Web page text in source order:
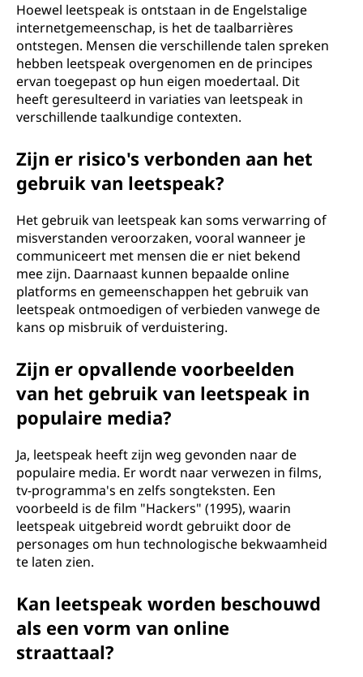
Hoewel leetspeak is ontstaan in de Engelstalige
internetgemeenschap, is het de taalbarrières
ontstegen. Mensen die verschillende talen spreken
hebben leetspeak overgenomen en de principes
ervan toegepast op hun eigen moedertaal. Dit
heeft geresulteerd in variaties van leetspeak in
verschillende taalkundige contexten.
Zijn er risico's verbonden aan het
gebruik van leetspeak?
Het gebruik van leetspeak kan soms verwarring of
misverstanden veroorzaken, vooral wanneer je
communiceert met mensen die er niet bekend
mee zijn. Daarnaast kunnen bepaalde online
platforms en gemeenschappen het gebruik van
leetspeak ontmoedigen of verbieden vanwege de
kans op misbruik of verduistering.
Zijn er opvallende voorbeelden
van het gebruik van leetspeak in
populaire media?
Ja, leetspeak heeft zijn weg gevonden naar de
populaire media. Er wordt naar verwezen in films,
tv-programma's en zelfs songteksten. Een
voorbeeld is de film "Hackers" (1995), waarin
leetspeak uitgebreid wordt gebruikt door de
personages om hun technologische bekwaamheid
te laten zien.
Kan leetspeak worden beschouwd
als een vorm van online
straattaal?